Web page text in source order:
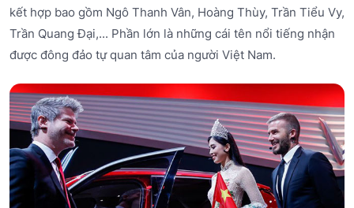
kết hợp bao gồm Ngô Thanh Vân, Hoàng Thùy, Trần Tiểu Vy,
Trần Quang Đại,... Phần lớn là những cái tên nổi tiếng nhận
được đông đảo tự quan tâm của người Việt Nam.